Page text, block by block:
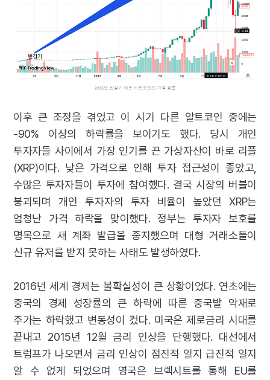
이후 큰 조정을 겪었고 이 시기 다른 알트코인 중에는
-90% 이상의 하락률을 보이기도 했다. 당시 개인
투자자들 사이에서 가장 인기를 끈 가상자산이 바로 리플
(XRP)이다. 낮은 가격으로 인해 투자 접근성이 좋았고,
수많은 투자자들이 투자에 참여했다. 결국 시장의 버블이
붕괴되며 개인 투자자의 투자 비율이 높았던 XRP는
엄청난 가격 하락을 맞이했다. 정부는 투자자 보호를
명목으로 새 계좌 발급을 중지했으며 대형 거래소들이
신규 유저를 받지 못하는 사태도 발생하였다.
2016년 세계 경제는 불확실성이 큰 상황이었다. 연초에는
중국의 경제 성장률의 큰 하락에 따른 중국발 악재로
주가는 하락했고 변동성이 컸다. 미국은 제로금리 시대를
끝내고 2015년 12월 금리 인상을 단행했다. 대선에서
트럼프가 나오면서 금리 인상이 점진적 일지 급진적 일지
알 수 없게 되었으며 영국은 브렉시트를 통해 EU를